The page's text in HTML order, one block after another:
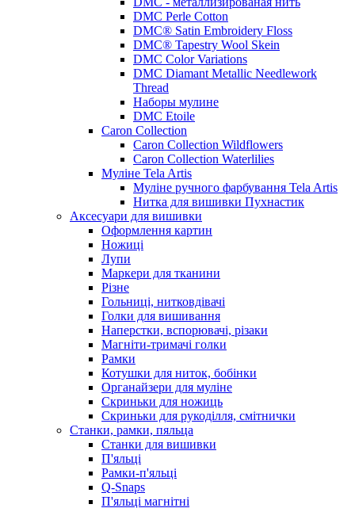
DMC Perle Cotton
DMC® Satin Embroidery Floss
DMC® Tapestry Wool Skein
DMC Color Variations
DMC Diamant Metallic Needlework
Thread
Наборы мулине
DMC Etoile
Caron Collection
Caron Collection Wildflowers
Caron Collection Waterlilies
Муліне Tela Artis
Муліне ручного фарбування Tela Artis
Нитка для вишивки Пухнастик
Аксесуари для вишивки
Оформлення картин
Ножиці
Лупи
Маркери для тканини
Різне
Гольниці, нитковдівачі
Голки для вишивання
Наперстки, вспорювачі, різаки
Магніти-тримачі голки
Рамки
Котушки для ниток, бобінки
Органайзери для муліне
Скриньки для ножиць
Скриньки для рукоділля, смітнички
Станки, рамки, пяльца
Станки для вишивки
П'яльці
Рамки-п'яльці
Q-Snaps
П'яльці магнітні